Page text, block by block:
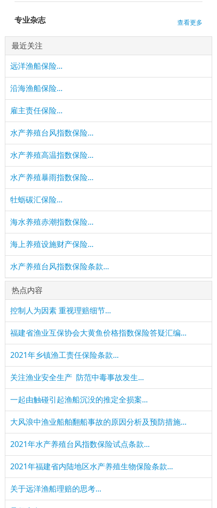
专业杂志 查看更多
最近关注
远洋渔船保险...
沿海渔船保险...
雇主责任保险...
水产养殖台风指数保险...
水产养殖高温指数保险...
水产养殖暴雨指数保险...
牡蛎碳汇保险...
海水养殖赤潮指数保险...
海上养殖设施财产保险...
水产养殖台风指数保险条款...
热点内容
控制人为因素 重视理赔细节...
福建省渔业互保协会大黄鱼价格指数保险答疑汇编...
2021年乡镇渔工责任保险条款...
关注渔业安全生产 防范中毒事故发生...
一起由触碰引起渔船沉没的推定全损案...
大风浪中渔业船舶翻船事故的原因分析及预防措施...
2021年水产养殖台风指数保险试点条款...
2021年福建省内陆地区水产养殖生物保险条款...
关于远洋渔船理赔的思考...